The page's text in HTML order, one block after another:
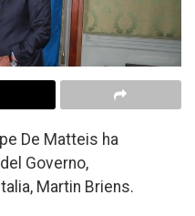
De Matteis ha
Governo,
Martin Briens.